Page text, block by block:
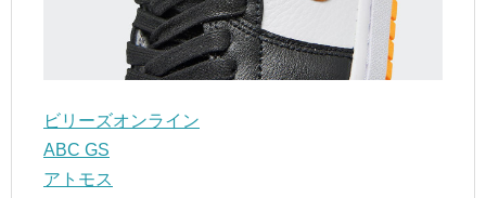
ビリーズオンライン
ABC GS
アトモス